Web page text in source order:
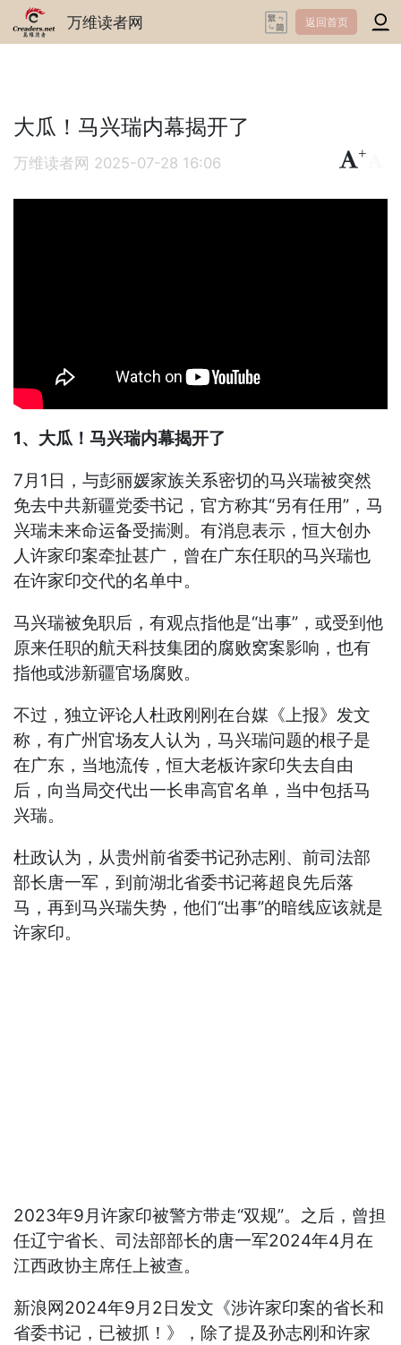
万维读者网 返回首页
大瓜！马兴瑞内幕揭开了
万维读者网 2025-07-28 16:06
+
1、大瓜！马兴瑞内幕揭开了
7月1日，与彭丽媛家族关系密切的马兴瑞被突然
免去中共新疆党委书记，官方称其“另有任用”，马
兴瑞未来命运备受揣测。有消息表示，恒大创办
人许家印案牵扯甚广，曾在广东任职的马兴瑞也
在许家印交代的名单中。
马兴瑞被免职后，有观点指他是“出事”，或受到他
原来任职的航天科技集团的腐败窝案影响，也有
指他或涉新疆官场腐败。
不过，独立评论人杜政刚刚在台媒《上报》发文
称，有广州官场友人认为，马兴瑞问题的根子是
在广东，当地流传，恒大老板许家印失去自由
后，向当局交代出一长串高官名单，当中包括马
兴瑞。
杜政认为，从贵州前省委书记孙志刚、前司法部
部长唐一军，到前湖北省委书记蒋超良先后落
马，再到马兴瑞失势，他们“出事”的暗线应该就是
许家印。
2023年9月许家印被警方带走“双规”。之后，曾担
任辽宁省长、司法部部长的唐一军2024年4月在
江西政协主席任上被查。
新浪网2024年9月2日发文《涉许家印案的省长和
省委书记，已被抓！》，除了提及孙志刚和许家